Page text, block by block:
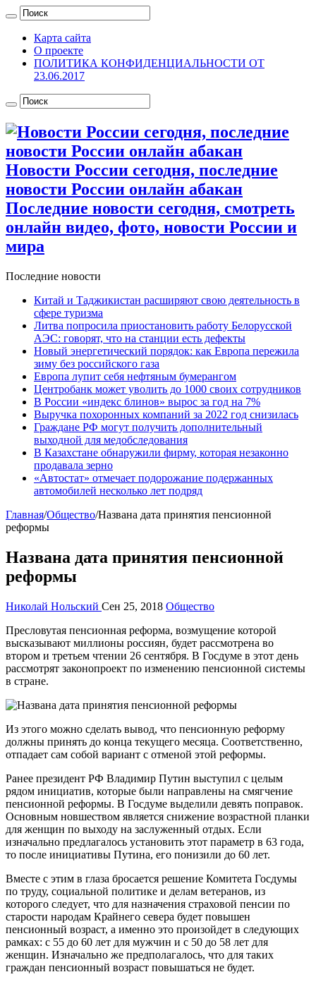
Карта сайта
О проекте
ПОЛИТИКА КОНФИДЕНЦИАЛЬНОСТИ ОТ
23.06.2017
Новости России сегодня, последние
новости России онлайн абакан
Последние новости сегодня, смотреть
онлайн видео, фото, новости России и
мира
Последние новости
Китай и Таджикистан расширяют свою деятельность в
сфере туризма
Литва попросила приостановить работу Белорусской
АЭС: говорят, что на станции есть дефекты
Новый энергетический порядок: как Европа пережила
зиму без российского газа
Европа лупит себя нефтяным бумерангом
Центробанк может уволить до 1000 своих сотрудников
В России «индекс блинов» вырос за год на 7%
Выручка похоронных компаний за 2022 год снизилась
Граждане РФ могут получить дополнительный
выходной для медобследования
В Казахстане обнаружили фирму, которая незаконно
продавала зерно
«Автостат» отмечает подорожание подержанных
автомобилей несколько лет подряд
Главная/Общество/Названа дата принятия пенсионной
реформы
Названа дата принятия пенсионной
реформы
Николай Нольский Сен 25, 2018 Общество
Пресловутая пенсионная реформа, возмущение которой
высказывают миллионы россиян, будет рассмотрена во
втором и третьем чтении 26 сентября. В Госдуме в этот день
рассмотрят законопроект по изменению пенсионной системы
в стране.
Из этого можно сделать вывод, что пенсионную реформу
должны принять до конца текущего месяца. Соответственно,
отпадает сам собой вариант с отменой этой реформы.
Ранее президент РФ Владимир Путин выступил с целым
рядом инициатив, которые были направлены на смягчение
пенсионной реформы. В Госдуме выделили девять поправок.
Основным новшеством является снижение возрастной планки
для женщин по выходу на заслуженный отдых. Если
изначально предлагалось установить этот параметр в 63 года,
то после инициативы Путина, его понизили до 60 лет.
Вместе с этим в глаза бросается решение Комитета Госдумы
по труду, социальной политике и делам ветеранов, из
которого следует, что для назначения страховой пенсии по
старости народам Крайнего севера будет повышен
пенсионный возраст, а именно это произойдет в следующих
рамках: с 55 до 60 лет для мужчин и с 50 до 58 лет для
женщин. Изначально же предполагалось, что для таких
граждан пенсионный возраст повышаться не будет.